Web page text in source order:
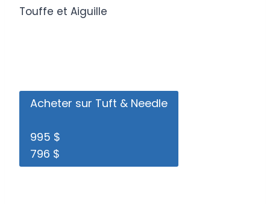
Touffe et Aiguille
Acheter sur Tuft & Needle
995 $
796 $